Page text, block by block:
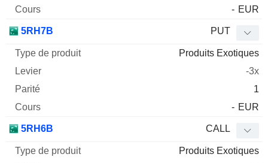
- EUR
5RH7B PUT
Produits Exotiques
-3x
1
- EUR
5RH6B CALL
Produits Exotiques